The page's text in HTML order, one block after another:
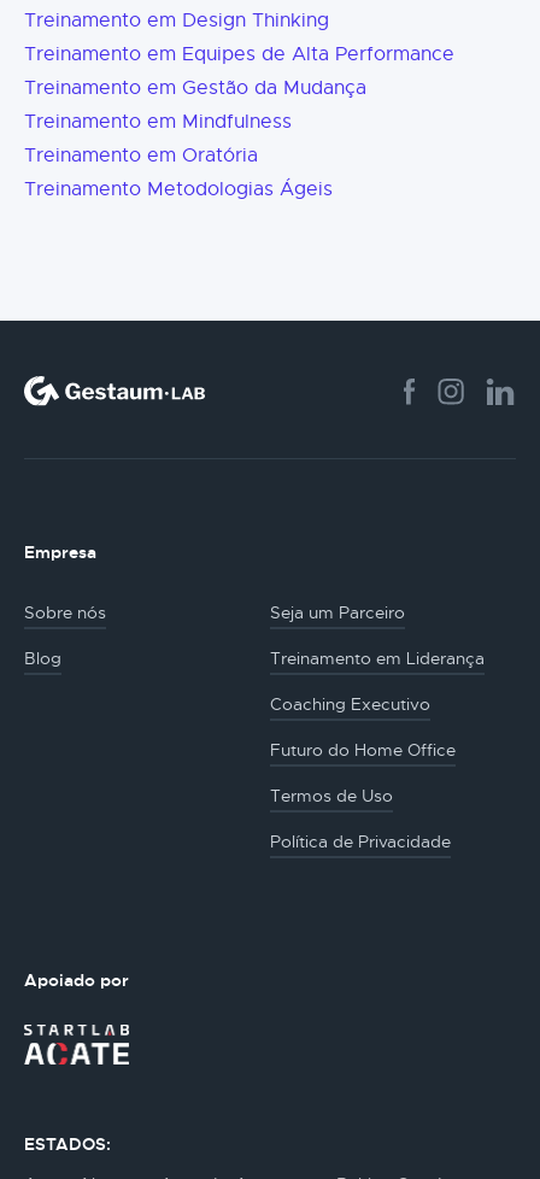
Treinamento em Design Thinking
Treinamento em Equipes de Alta Performance
Treinamento em Gestão da Mudança
Treinamento em Mindfulness
Treinamento em Oratória
Treinamento Metodologias Ágeis
Empresa
Sobre nós Seja um Parceiro
Blog Treinamento em Liderança
Coaching Executivo
Futuro do Home Office
Termos de Uso
Política de Privacidade
Apoiado por
ESTADOS: